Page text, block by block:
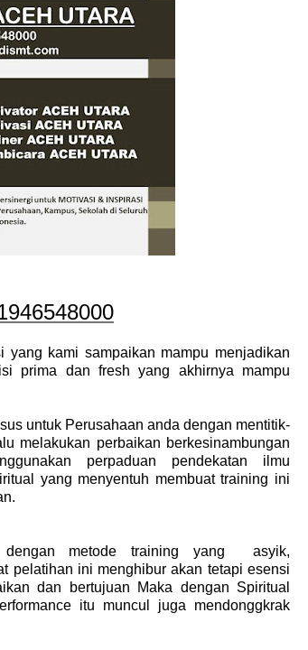
kami sampaikan mampu menjadikan
prima dan fresh yang akhirnya mampu
untuk Perusahaan anda dengan mentitik-
melakukan perbaikan berkesinambungan
perpaduan pendekatan ilmu
yang menyentuh membuat training ini
metode training yang asyik,
pelatihan ini menghibur akan tetapi esensi
dan bertujuan Maka dengan Spiritual
itu muncul juga mendonggkrak